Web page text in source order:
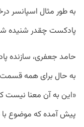
به طور مثال اسپانسر
پادکست چقدر شنیده
حامد جعفری، سازنده
به حال برای همه
«این به آن معنا نیست
پیش آمده که موضوع